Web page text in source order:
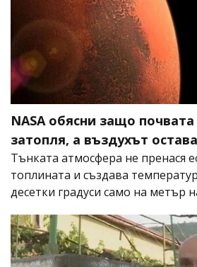
NASA обясни защо
затопля, а въздухът
Тънката атмосфера не пренася
топлината и създава
десетки градуси само на метър